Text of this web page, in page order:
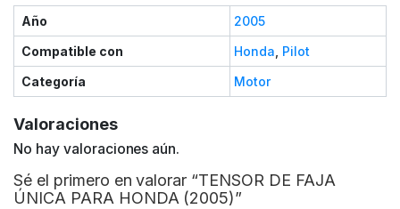
Año
2005
Compatible con
Honda, Pilot
Categoría
Motor
Valoraciones
No hay valoraciones aún.
Sé el primero en valorar “TENSOR DE FAJA
ÚNICA PARA HONDA (2005)”